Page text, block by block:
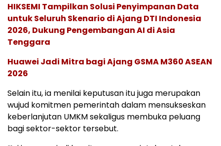
HIKSEMI Tampilkan Solusi Penyimpanan Data
untuk Seluruh Skenario di Ajang DTI Indonesia
2026, Dukung Pengembangan AI di Asia
Tenggara
Huawei Jadi Mitra bagi Ajang GSMA M360 ASEAN
2026
Selain itu, ia menilai keputusan itu juga merupakan
wujud komitmen pemerintah dalam mensukseskan
keberlanjutan UMKM sekaligus membuka peluang
bagi sektor-sektor tersebut.